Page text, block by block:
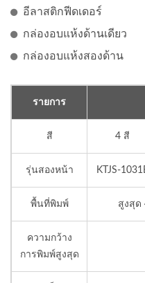
อีลาสติกฟีดเดอร์
กล่องอบแห้งด้านเดียว
กล่องอบแห้งสองด้าน
รายการ
สี 4 สี
รุ่นสองหน้า KTJS-
พื้นที่พิมพ์ สูงสุด
ความกว้าง
การพิมพ์สูงสุด